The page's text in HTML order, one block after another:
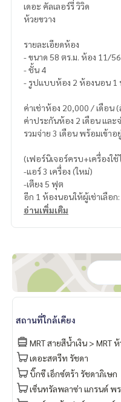
เดอะ คัลเลอร์รี่ วิวิด
ห้วยขวาง
รายละเอียดห้อง
- ขนาด 58 ตร.ม. ห้อง 11/56
- ชั้น 4
- รูปแบบห้อง 2 ห้องนอน 1
ค่าเช่าห้อง
ค่าประกันห้อง 2 เดือน และ
รวมจ่าย 3 เดือน พร้อมเข้าอ
(เฟอร์นิเจอร์ครบ+เครื่องใ
-แอร์ 3 เครื่อง (ใหม่)
-เตียง 5 ฟุต
อีก 1 ห้องนอนให้ผู้เช่าเลือ
งทำงาน
-โซฟาใหม่
-เครื่องทำน้ำอุ่น
-ทีวี
-เครื่องดูดควัน
-เครื่องซักผ้า
ที่จอดรถพร้อมสติ๊กเกอร์ 2 คัน
อ่านเพิ่มเติม
สถานที่ใกล้เคียง
MRT สายสีน้ำเงิน > MRT
เดอะสตรีท รัชดา
บิ๊กซี เอ็กซ์ตร้า รัชดาภิเษก
เซ็นทรัลพลาซ่า แกรนด์ พ